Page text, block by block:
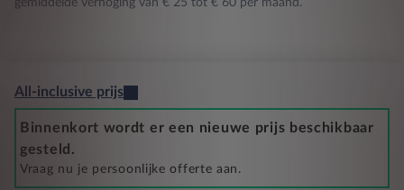
gemiddelde verhoging van € 25 tot € 60 per maand.
All-inclusive prijs
Binnenkort wordt er een nieuwe prijs beschikbaar
gesteld.
Vraag nu je persoonlijke offerte aan.